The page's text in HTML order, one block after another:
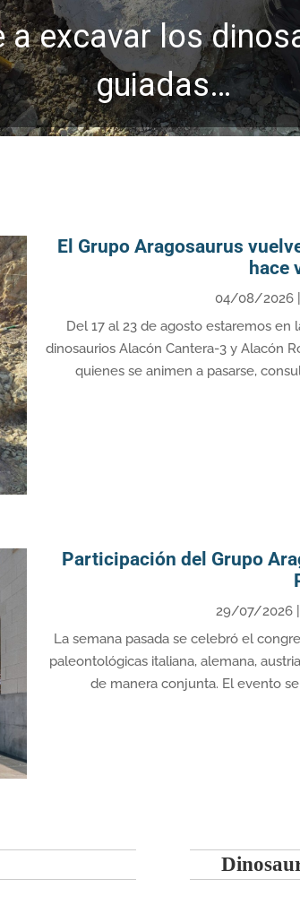
a excavar los
guiadas…
El Grupo Aragosaurus
hace
04/08/2026
Del 17 al 23 de agosto estaremos
dinosaurios Alacón Cantera-3 y Alacón
quienes se animen a pasarse,
Participación del Grupo
29/07/2026
La semana pasada se celebró el
paleontológicas italiana, alemana,
de manera conjunta. El evento